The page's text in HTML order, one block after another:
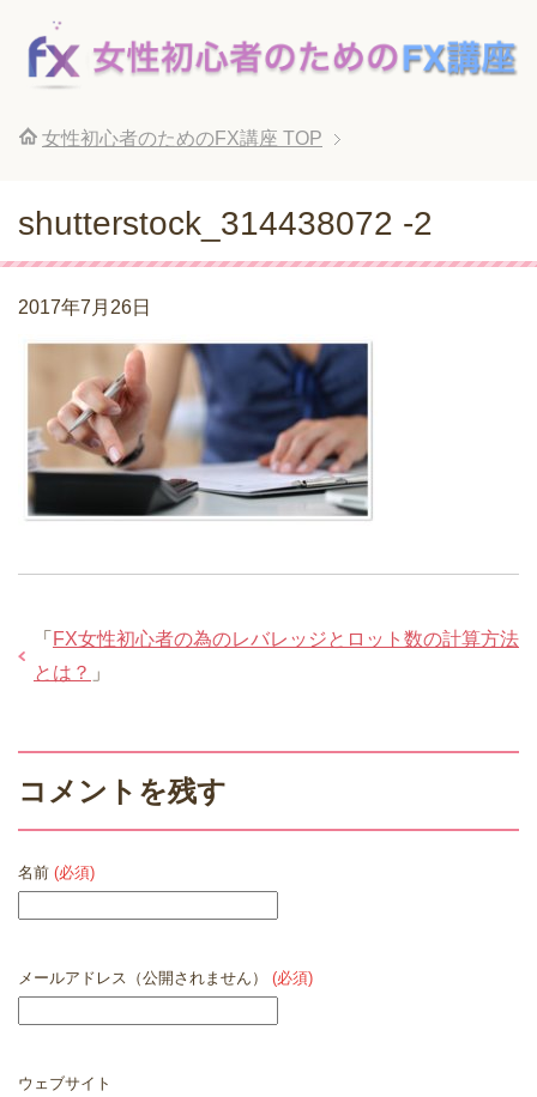
女性初心者のためのFX講座 TOP
shutterstock_314438072 -2
2017年7月26日
「 FX女性初心者の為のレバレッジとロット数の計算方法
とは？ 」
コメントを残す
名前 (必須)
メールアドレス（公開されません） (必須)
ウェブサイト